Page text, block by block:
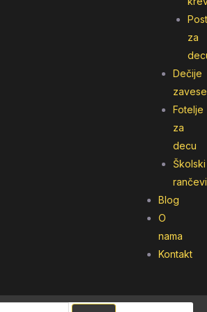
za
Dečije
zavese
Fotelje
za
decu
Školski
rančevi
Blog
O
nama
Kontakt
Pretraga